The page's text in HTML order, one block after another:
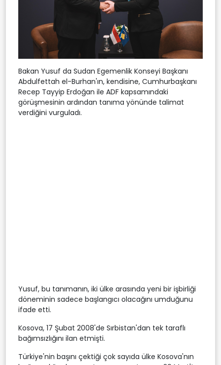
Bakan Yusuf da Sudan Egemenlik Konseyi Başkanı
Abdulfettah el-Burhan'ın, kendisine, Cumhurbaşkanı
Recep Tayyip Erdoğan ile ADF kapsamındaki
görüşmesinin ardından tanıma yönünde talimat
verdiğini vurguladı.
Yusuf, bu tanımanın, iki ülke arasında yeni bir işbirliği
döneminin sadece başlangıcı olacağını umduğunu
ifade etti.
Kosova, 17 Şubat 2008'de Sırbistan'dan tek taraflı
bağımsızlığını ilan etmişti.
Türkiye'nin başını çektiği çok sayıda ülke Kosova'nın